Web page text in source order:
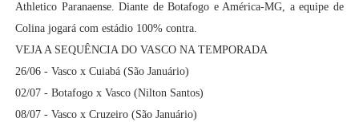
Athletico Paranaense. Diante de Botafogo e América-MG, a equipe de
Colina jogará com estádio 100% contra.
VEJA A SEQUÊNCIA DO VASCO NA TEMPORADA
26/06 - Vasco x Cuiabá (São Januário)
02/07 - Botafogo x Vasco (Nilton Santos)
08/07 - Vasco x Cruzeiro (São Januário)